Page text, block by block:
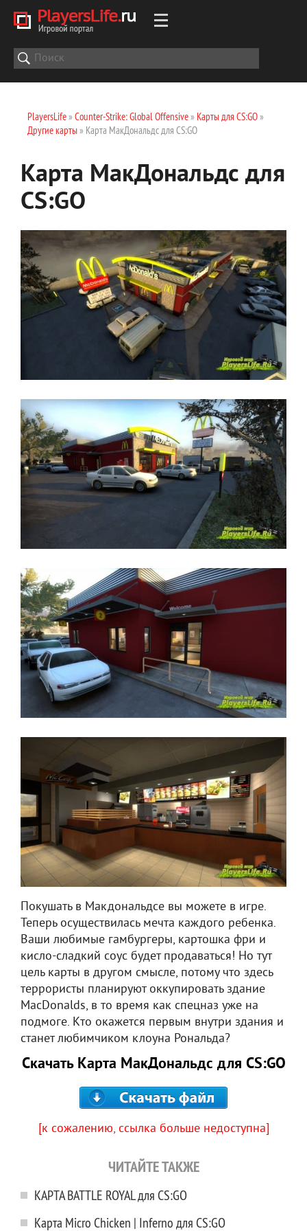
PlayersLife» Counter-Strike: Global Offensive» Карты для CS:GO»
Другие карты» Карта МакДональдс для CS:GO
Карта МакДональдс для
CS:GO
Покушать в Макдональдсе вы можете в игре.
Теперь осуществилась мечта каждого ребенка.
Ваши любимые гамбургеры, картошка фри и
кисло-сладкий соус будет продаваться! Но тут
цель карты в другом смысле, потому что здесь
террористы планируют оккупировать здание
MacDonalds, в то время как спецназ уже на
подмоге. Кто окажется первым внутри здания и
станет любимчиком клоуна Рональда?
Скачать Карта МакДональдс для CS:GO
[к сожалению, ссылка больше недоступна]
ЧИТАЙТЕ ТАКЖЕ
КАРТА BATTLE ROYAL для CS:GO
Карта Micro Chicken | Inferno для CS:GO